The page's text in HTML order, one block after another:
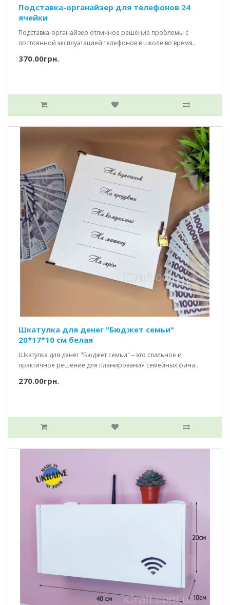
Подставка-органайзер для телефонов 24
ячейки
Подставка-органайзер отличное решение проблемы с
постоянной эксплуатацией телефонов в школе во время..
370.00грн.
Шкатулка для денег "Бюджет семьи"
20*17*10 см белая
Шкатулка для денег "Бюджет семьи" – это стильное и
практичное решение для планирования семейных фина..
270.00грн.